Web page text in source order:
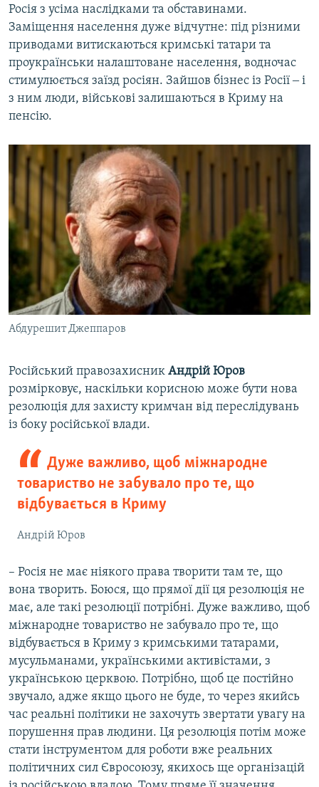
Росія з усіма наслідками та обставинами.
Заміщення населення дуже відчутне: під різними
приводами витискаються кримські татари та
проукраїнськи налаштоване населення, водночас
стимулюється заїзд росіян. Зайшов бізнес із Росії ‒ і
з ним люди, військові залишаються в Криму на
пенсію.
Абдурешит Джеппаров
Російський правозахисник Андрій Юров
розмірковує, наскільки корисною може бути нова
резолюція для захисту кримчан від переслідувань
із боку російської влади.
Дуже важливо, щоб міжнародне
товариство не забувало про те, що
відбувається в Криму
Андрій Юров
– Росія не має ніякого права творити там те, що
вона творить. Боюся, що прямої дії ця резолюція не
має, але такі резолюції потрібні. Дуже важливо, щоб
міжнародне товариство не забувало про те, що
відбувається в Криму з кримськими татарами,
мусульманами, українськими активістами, з
українською церквою. Потрібно, щоб це постійно
звучало, адже якщо цього не буде, то через якийсь
час реальні політики не захочуть звертати увагу на
порушення прав людини. Ця резолюція потім може
стати інструментом для роботи вже реальних
політичних сил Євросоюзу, якихось ще організацій